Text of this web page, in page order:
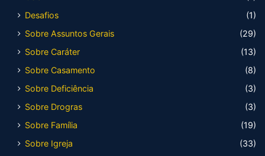
Desafios
(1)
Sobre Assuntos Gerais
(29)
Sobre Caráter
(13)
Sobre Casamento
(8)
Sobre Deficiência
(3)
Sobre Drogras
(3)
Sobre Família
(19)
Sobre Igreja
(33)